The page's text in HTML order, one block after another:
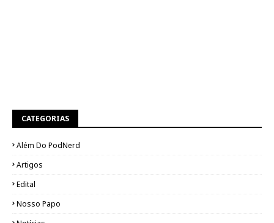
CATEGORIAS
Além Do PodNerd
Artigos
Edital
Nosso Papo